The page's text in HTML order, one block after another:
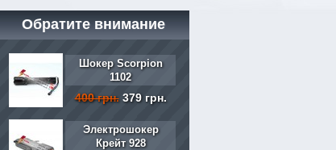
Обратите внимание
Шокер Scorpion
1102
400 грн. 379 грн.
Электрошокер
Крейт 928